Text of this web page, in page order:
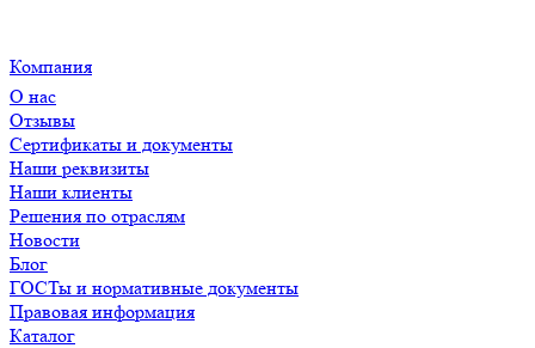
Компания
О нас
Отзывы
Сертификаты и документы
Наши реквизиты
Наши клиенты
Решения по отраслям
Новости
Блог
ГОСТы и нормативные документы
Правовая информация
Каталог